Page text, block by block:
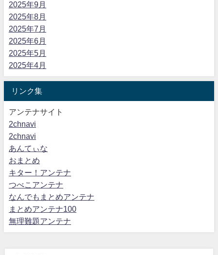
2025年9月
2025年8月
2025年7月
2025年6月
2025年5月
2025年4月
リンク集
アンテナサイト
2chnavi
2chnavi
あんてぃな
おまとめ
キター！アンテナ
つべこアンテナ
なんでもまとめアンテナ
まとめアンテナ100
無理難題アンテナ